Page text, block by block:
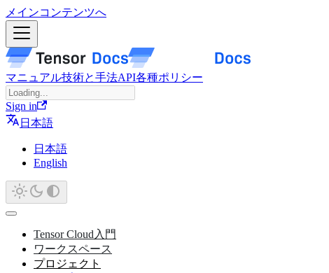
メインコンテンツへ
マニュアル技術と手法API各種ポリシー
Sign in
日本語
日本語
English
Tensor Cloud入門
ワークスペース
プロジェクト